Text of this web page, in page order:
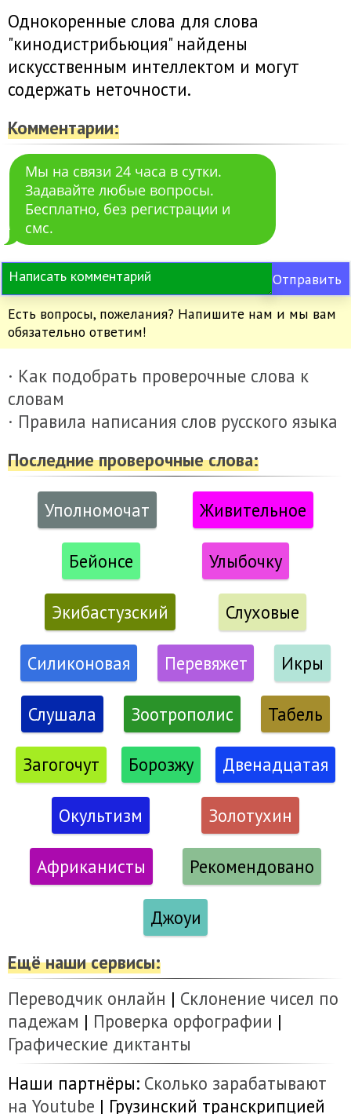
Однокоренные слова для слова
"кинодистрибьюция" найдены
искусственным интеллектом и могут
содержать неточности.
Комментарии:
Мы на связи 24 часа в сутки.
Задавайте любые вопросы.
Бесплатно, без регистрации и
смс.
Отправить
Есть вопросы, пожелания? Напишите нам и мы вам
обязательно ответим!
· Как подобрать проверочные слова к
словам
· Правила написания слов русского языка
Последние проверочные слова:
Уполномочат Живительное
Бейонсе Улыбочку
Экибастузский Слуховые
Силиконовая Перевяжет Икры
Слушала Зоотрополис Табель
Загогочут Борозжу Двенадцатая
Окультизм Золотухин
Африканисты Рекомендовано
Джоуи
Ещё наши сервисы:
Переводчик онлайн | Склонение чисел по
падежам | Проверка орфографии |
Графические диктанты
Наши партнёры: Сколько зарабатывают
на Youtube | Грузинский транскрипцией